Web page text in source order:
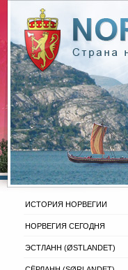
ИСТОРИЯ НОРВЕГИИ
НОРВЕГИЯ СЕГОДНЯ
ЭСТЛАНН (ØSTLANDET)